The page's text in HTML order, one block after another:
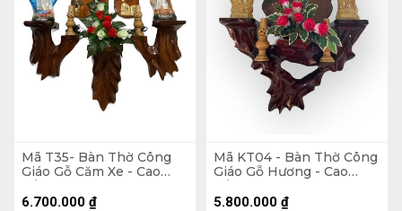
Mã T35- Bàn Thờ Công
Giáo Gỗ Căm Xe - Cao
Tổng 140 Ngang 95
Tượng Màu 50 (cm)
6.700.000 ₫
Mã KT04 - Bàn Thờ Công
Giáo Gỗ Hương - Cao
Tổng 115 Ngang 70
Tượng Giả Gỗ 40 (cm)
5.800.000 ₫